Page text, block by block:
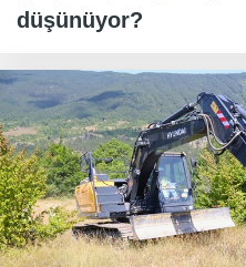
düşünüyor?